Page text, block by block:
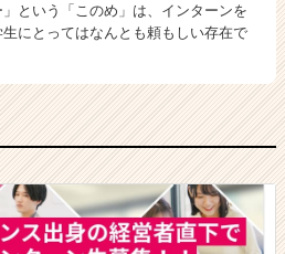
という「このめ」は、インターンを
にとってはなんとも頼もしい存在で